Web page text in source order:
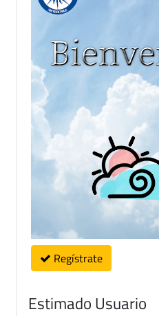
Regístrate
Estimado Usuario